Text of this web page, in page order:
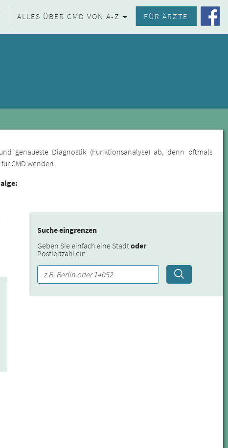
ALLES ÜBER CMD VON A-Z FÜR ÄRZTE
genaueste Diagnostik (Funktionsanalyse) ab, denn oftmals
CMD wenden.
Suche eingrenzen
Geben Sie einfach eine Stadtoder
Postleitzahl ein.